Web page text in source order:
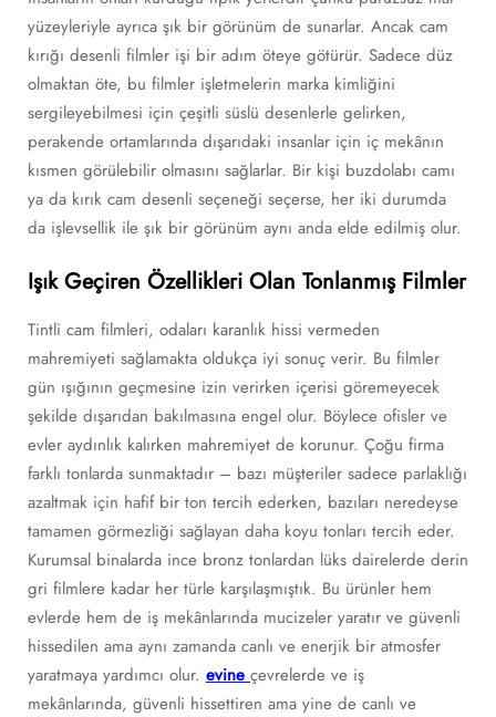
yüzeyleriyle ayrıca şık bir görünüm de sunarlar. Ancak cam
kırığı desenli filmler işi bir adım öteye götürür. Sadece düz
olmaktan öte, bu filmler işletmelerin marka kimliğini
sergileyebilmesi için çeşitli süslü desenlerle gelirken,
perakende ortamlarında dışarıdaki insanlar için iç mekânın
kısmen görülebilir olmasını sağlarlar. Bir kişi buzdolabı camı
ya da kırık cam desenli seçeneği seçerse, her iki durumda
da işlevsellik ile şık bir görünüm aynı anda elde edilmiş olur.
Işık Geçiren Özellikleri Olan Tonlanmış Filmler
Tintli cam filmleri, odaları karanlık hissi vermeden
mahremiyeti sağlamakta oldukça iyi sonuç verir. Bu filmler
gün ışığının geçmesine izin verirken içerisi göremeyecek
şekilde dışarıdan bakılmasına engel olur. Böylece ofisler ve
evler aydınlık kalırken mahremiyet de korunur. Çoğu firma
farklı tonlarda sunmaktadır – bazı müşteriler sadece parlaklığı
azaltmak için hafif bir ton tercih ederken, bazıları neredeyse
tamamen görmezliği sağlayan daha koyu tonları tercih eder.
Kurumsal binalarda ince bronz tonlardan lüks dairelerde derin
gri filmlere kadar her türle karşılaşmıştık. Bu ürünler hem
evlerde hem de iş mekânlarında mucizeler yaratır ve güvenli
hissedilen ama aynı zamanda canlı ve enerjik bir atmosfer
yaratmaya yardımcı olur. evine çevrelerde ve iş
mekânlarında, güvenli hissettiren ama yine de canlı ve